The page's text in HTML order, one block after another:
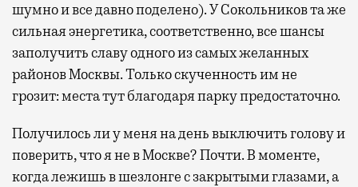
шумно и все давно поделено). У Сокольников та же
сильная энергетика, соответственно, все шансы
заполучить славу одного из самых желанных
районов Москвы. Только скученность им не
грозит: места тут благодаря парку предостаточно.
Получилось ли у меня на день выключить голову и
поверить, что я не в Москве? Почти. В моменте,
когда лежишь в шезлонге с закрытыми глазами, а